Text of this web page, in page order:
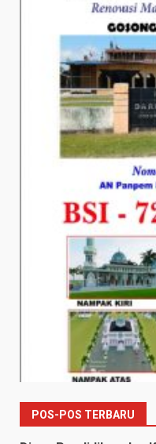
POS-POS TERBARU